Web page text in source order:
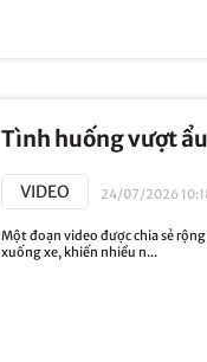
Tình huống vượt
VIDEO 24/07/2026
Một đoạn video được chia sẻ
xuống xe, khiến nhiều n...